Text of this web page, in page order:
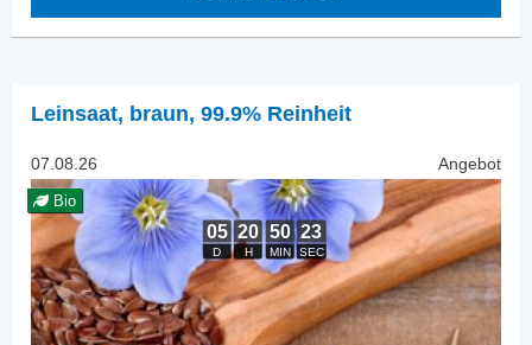
Leinsaat, braun, 99.9% Reinheit
07.08.26 Angebot
Bio